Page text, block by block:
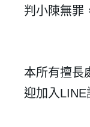
判小陳無罪
本所有擅長
迎加入LINE